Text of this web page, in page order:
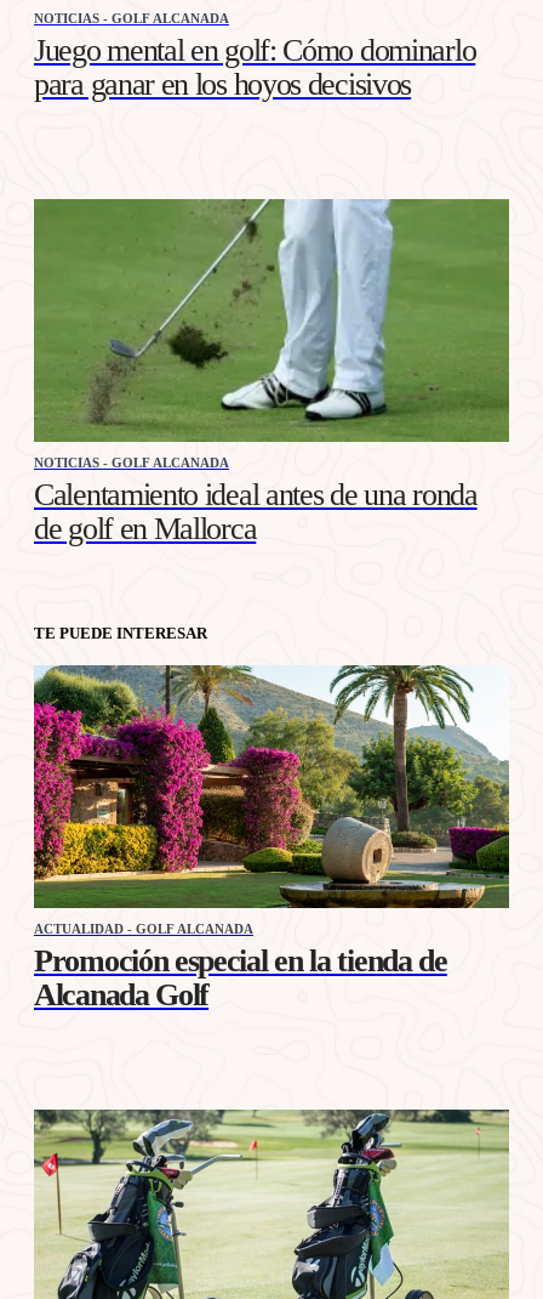
NOTICIAS - GOLF ALCANADA
Juego mental en golf: Cómo dominarlo
para ganar en los hoyos decisivos
NOTICIAS - GOLF ALCANADA
Calentamiento ideal antes de una ronda
de golf en Mallorca
TE PUEDE INTERESAR
ACTUALIDAD - GOLF ALCANADA
Promoción especial en la tienda de
Alcanada Golf